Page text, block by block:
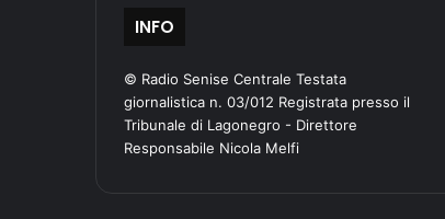
INFO
© Radio Senise Centrale Testata
giornalistica n. 03/012 Registrata presso il
Tribunale di Lagonegro - Direttore
Responsabile Nicola Melfi